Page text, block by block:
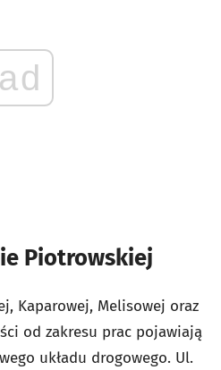
ad
Piotrowskiej
Kaparowej, Melisowej oraz
od zakresu prac pojawiają
układu drogowego. Ul.